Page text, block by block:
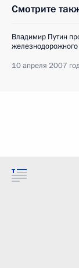
Смотрите
Владимир Путин
железнодорожного
10 апреля 2007